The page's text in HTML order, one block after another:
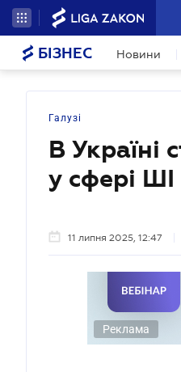
БІЗНЕС Новини
Галузі
В Україні
у cфері ШІ
11 липня 2025, 12:47
Реклама